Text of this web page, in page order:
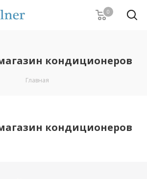
0
кондиционеров
Главная
кондиционеров